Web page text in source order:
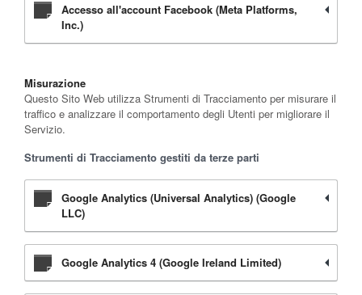
Accesso all'account Facebook (Meta Platforms,
Inc.)
Misurazione
Questo Sito Web utilizza Strumenti di Tracciamento per misurare il
traffico e analizzare il comportamento degli Utenti per migliorare il
Servizio.
Strumenti di Tracciamento gestiti da terze parti
Google Analytics (Universal Analytics) (Google
LLC)
Google Analytics 4 (Google Ireland Limited)